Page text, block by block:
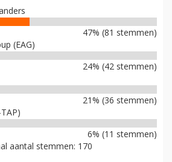
47% (81 stemmen)
(EAG)
24% (42 stemmen)
21% (36 stemmen)
6% (11 stemmen)
aantal stemmen: 170